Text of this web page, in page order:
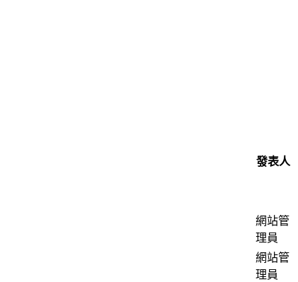
發表人
網站管
理員
網站管
理員